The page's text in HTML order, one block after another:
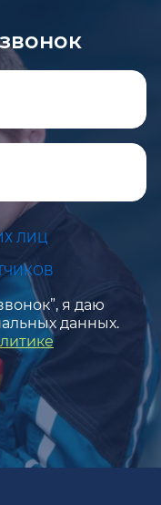
ЛИЦ
я даю
данных.